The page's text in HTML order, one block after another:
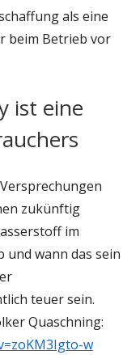
als eine
beim Betrieb vor
ist eine
zukünftig
im
und wann das sein
teuer sein.
Quaschning:
w